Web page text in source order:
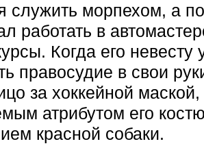
служить морпехом, а
работать в
Когда его
правосудие в свои
за хоккейной
атрибутом его
красной собаки.